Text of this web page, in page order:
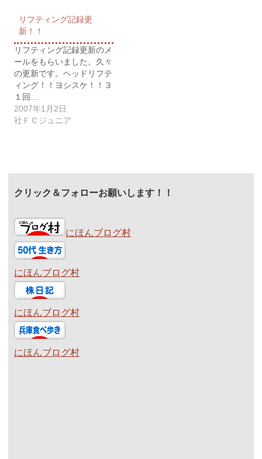
リフティング記録更
新！！
リフティング記録更新のメ
ールをもらいました。久々
の更新です。ヘッドリフテ
ィング！！ヨシスケ！！３
１回…
2007年1月2日
社ＦＣジュニア
クリック＆フォローお願いします！！
にほんブログ村
にほんブログ村
にほんブログ村
にほんブログ村